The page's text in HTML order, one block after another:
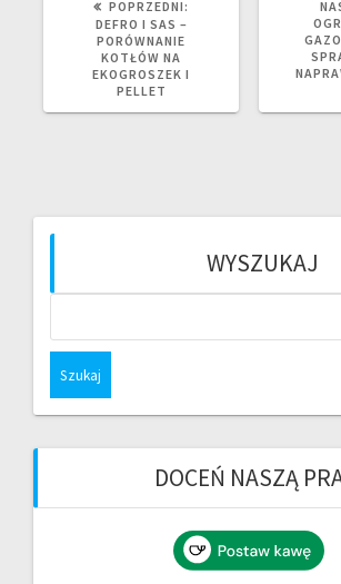
POPRZEDNI:
DEFRO I SAS –
PORÓWNANIE
KOTŁÓW NA
EKOGROSZEK I
PELLET
WYSZUKAJ
DOCEŃ NASZĄ